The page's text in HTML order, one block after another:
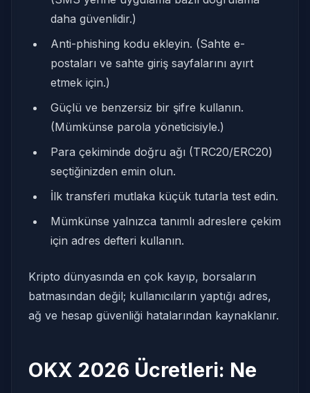
daha güvenlidir.)
Anti-phishing kodu ekleyin. (Sahte e-
postaları ve sahte giriş sayfalarını ayırt
etmek için.)
Güçlü ve benzersiz bir şifre kullanın.
(Mümkünse parola yöneticisiyle.)
Para çekiminde doğru ağı (TRC20/ERC20)
seçtiğinizden emin olun.
İlk transferi mutlaka küçük tutarla test edin.
Mümkünse yalnızca tanımlı adreslere çekim
için adres defteri kullanın.
Kripto dünyasında en çok kayıp, borsaların
batmasından değil; kullanıcıların yaptığı adres,
ağ ve hesap güvenliği hatalarından kaynaklanır.
OKX 2026 Ücretleri: Ne